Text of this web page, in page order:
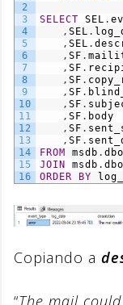
2
3
4
5
6
7
8
9
10
11
12
13
14
15
16
SELECT SEL .
, SEL .
, SEL .
, SF .
, SF .
, SF .
, SF .
, SF .
, SF . body
, SF .
, SF .
FROM
msdb . dbo
JOIN
msdb . dbo
ORDER
BY
Copiando a